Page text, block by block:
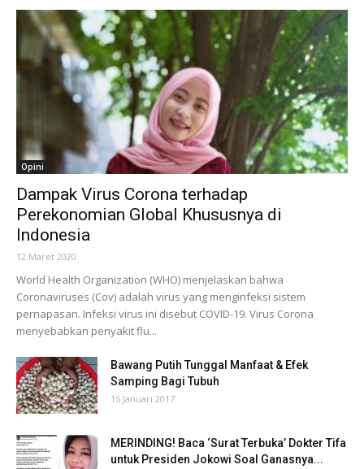
Opini
Dampak Virus Corona terhadap
Perekonomian Global Khususnya di
Indonesia
12 Maret 2020
World Health Organization (WHO) menjelaskan bahwa
Coronaviruses (Cov) adalah virus yang menginfeksi sistem
pernapasan. Infeksi virus ini disebut COVID-19. Virus Corona
menyebabkan penyakit flu...
Bawang Putih Tunggal Manfaat & Efek
Samping Bagi Tubuh
15 Januari 2017
MERINDING! Baca ‘Surat Terbuka’ Dokter Tifa
untuk Presiden Jokowi Soal Ganasnya...